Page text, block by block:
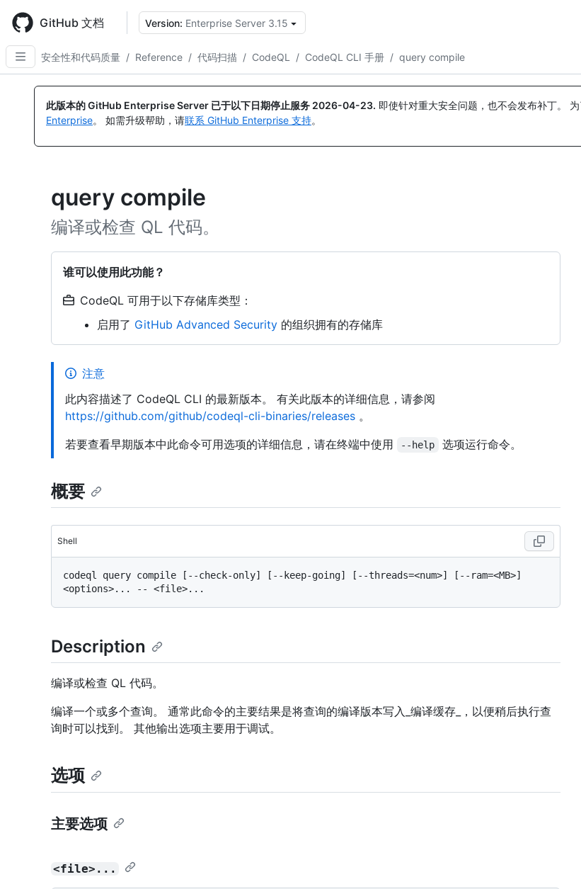
main
content
GitHub 文档 Version: Enterprise Server 3.15
安全性和代码质量 / Reference / 代码扫描 / CodeQL / CodeQL CLI 手册 / query compile
此版本的 GitHub Enterprise Server 已于以下日期停止服务 2026-04-23. 即使针对重大安全问题，也不会发布补丁。
Enterprise。 如需升级帮助，请联系 GitHub Enterprise 支持。
query compile
编译或检查 QL 代码。
谁可以使用此功能？
CodeQL 可用于以下存储库类型：
启用了 GitHub Advanced Security 的组织拥有的存储库
注意
此内容描述了 CodeQL CLI 的最新版本。 有关此版本的详细信息，请参阅
https://github.com/github/codeql-cli-binaries/releases 。
若要查看早期版本中此命令可用选项的详细信息，请在终端中使用
--help 选项运行命令。
概要
Shell
codeql query compile [--check-only] [--keep-going] [--threads=<num>] [--ram=<MB>]
Description
编译或检查 QL 代码。
编译一个或多个查询。 通常此命令的主要结果是将查询的编译版本写入_编译缓存_，以便稍后执行查
询时可以找到。 其他输出选项主要用于调试。
选项
主要选项
<file>...